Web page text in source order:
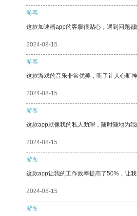
游客
这款加速器app的客服很贴心，遇到问题都
2024-08-15
游客
这款游戏的音乐非常优美，听了让人心旷神
2024-08-15
游客
这款app就像我的私人助理，随时随地为
2024-08-15
游客
这款app让我的工作效率提高了50%，让
2024-08-15
游客